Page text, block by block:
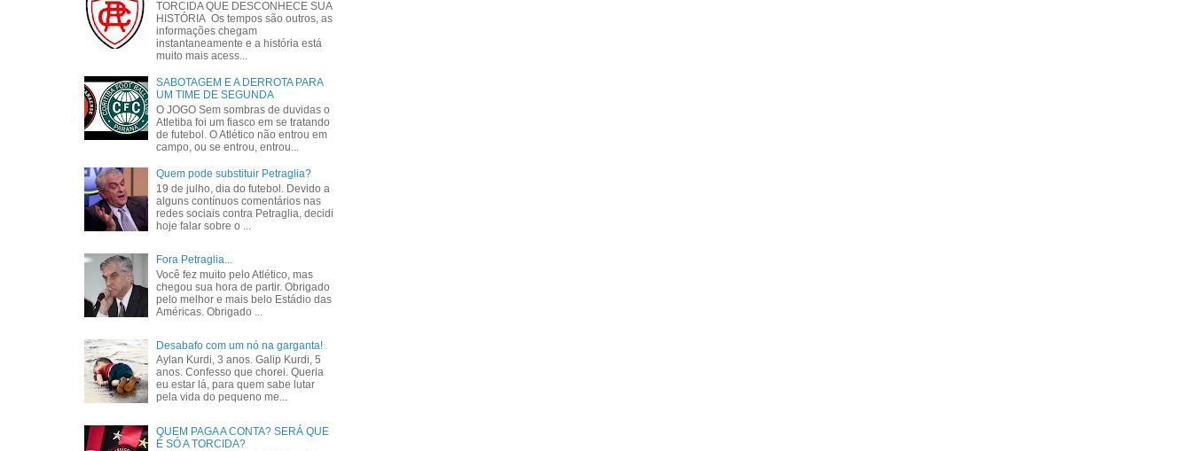
TORCIDA QUE DESCONHECE SUA
HISTÓRIA Os tempos são outros, as
informações chegam
instantaneamente e a história está
muito mais acess...
SABOTAGEM E A DERROTA PARA
UM TIME DE SEGUNDA
O JOGO Sem sombras de duvidas o
Atletiba foi um fiasco em se tratando
de futebol. O Atlético não entrou em
campo, ou se entrou, entrou...
Quem pode substituir Petraglia?
19 de julho, dia do futebol. Devido a
alguns contínuos comentários nas
redes sociais contra Petraglia, decidi
hoje falar sobre o ...
Fora Petraglia...
Você fez muito pelo Atlético, mas
chegou sua hora de partir. Obrigado
pelo melhor e mais belo Estádio das
Américas. Obrigado ...
Desabafo com um nó na garganta!
Aylan Kurdi, 3 anos. Galip Kurdi, 5
anos. Confesso que chorei. Queria
eu estar lá, para quem sabe lutar
pela vida do pequeno me...
QUEM PAGA A CONTA? SERÁ QUE
É SÓ A TORCIDA?